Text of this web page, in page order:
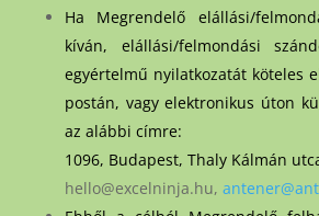
Ha Megrendelő elállási/
kíván, elállási/felmondási
egyértelmű nyilatkozatát köteles
postán, vagy elektronikus úton
az alábbi címre:
1096, Budapest, Thaly Kálmán
hello@excelninja.hu,